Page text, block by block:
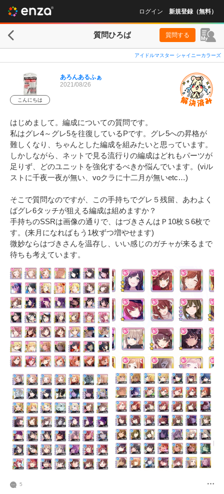
ログイン 新規登録（無料）
質問ひろば 質問する
アイドルマスター シャイニーカラーズ
こんにちは
あろんあるふぁ
2021/08/26
はじめまして。編成についての質問です。
私はグレ4～グレ5を往復しているPです。グレ5への昇格が
難しくなり、ちゃんとした編成を組みたいと思っています。
しかしながら、ネットで見る流行りの編成はどれもパーツが
足りず、どのユニットを強化するべきか悩んでいます。(viル
ストに千夜一夜が無い、voクラに十二月が無いetc…)
そこで質問なのですが、この手持ちでグレ５残留、あわよく
ばグレ6タッチが狙える編成は組めますか？
手持ちのSSRは画像の通りで、はづきさんはＰ10枚Ｓ6枚で
す。(来月になればもう1枚ずつ増やせます)
微妙ならはづきさんを温存し、いい感じのガチャが来るまで
待ちも考えています。
5